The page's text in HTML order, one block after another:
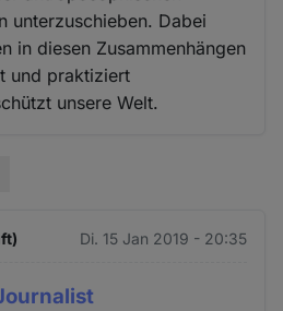
unterzuschieben. Dabei
in diesen Zusammenhängen
und praktiziert
unsere Welt.
Di. 15 Jan 2019 - 20:35